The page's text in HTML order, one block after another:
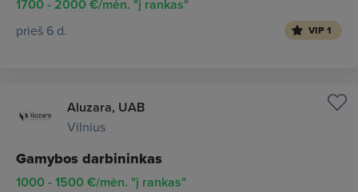
1700 - 2000 €/mėn. "į rankas"
prieš 6 d. VIP 1
Aluzara, UAB
Vilnius
Gamybos darbininkas
1000 - 1500 €/mėn. "į rankas"